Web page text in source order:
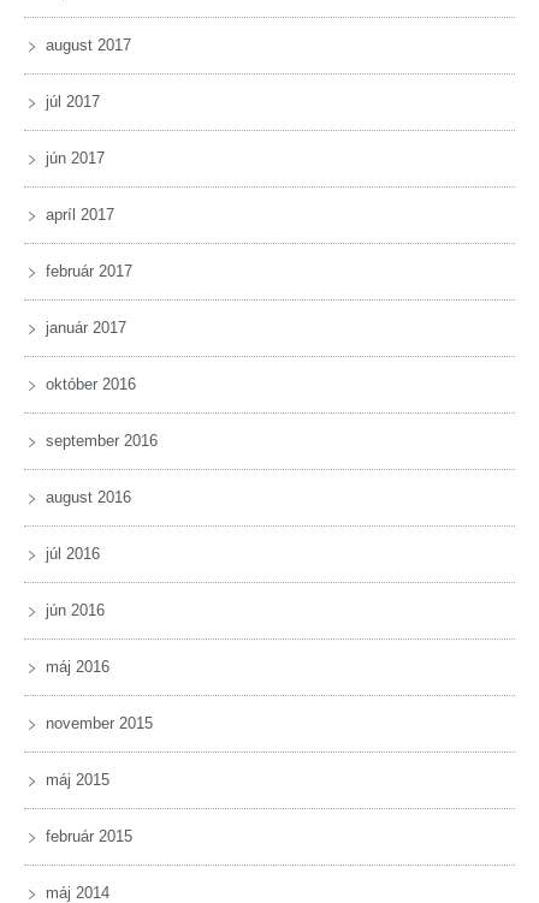
august 2017
júl 2017
jún 2017
apríl 2017
február 2017
január 2017
október 2016
september 2016
august 2016
júl 2016
jún 2016
máj 2016
november 2015
máj 2015
február 2015
máj 2014